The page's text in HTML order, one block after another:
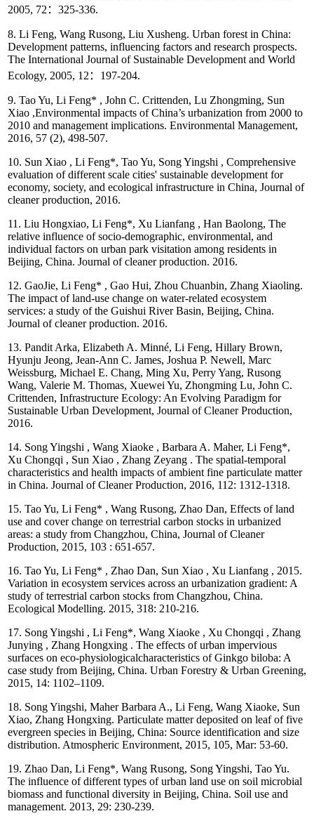
2005, 72：325-336.
8. Li Feng, Wang Rusong, Liu Xusheng. Urban forest in China:
Development patterns, influencing factors and research prospects.
The International Journal of Sustainable Development and World
Ecology, 2005, 12：197-204.
9. Tao Yu, Li Feng* , John C. Crittenden, Lu Zhongming, Sun
Xiao ,Environmental impacts of China’s urbanization from 2000 to
2010 and management implications. Environmental Management,
2016, 57 (2), 498-507.
10. Sun Xiao , Li Feng*, Tao Yu, Song Yingshi , Comprehensive
evaluation of different scale cities' sustainable development for
economy, society, and ecological infrastructure in China, Journal of
cleaner production, 2016.
11. Liu Hongxiao, Li Feng*, Xu Lianfang , Han Baolong, The
relative influence of socio-demographic, environmental, and
individual factors on urban park visitation among residents in
Beijing, China. Journal of cleaner production. 2016.
12. GaoJie, Li Feng* , Gao Hui, Zhou Chuanbin, Zhang Xiaoling.
The impact of land-use change on water-related ecosystem
services: a study of the Guishui River Basin, Beijing, China.
Journal of cleaner production. 2016.
13. Pandit Arka, Elizabeth A. Minné, Li Feng, Hillary Brown,
Hyunju Jeong, Jean-Ann C. James, Joshua P. Newell, Marc
Weissburg, Michael E. Chang, Ming Xu, Perry Yang, Rusong
Wang, Valerie M. Thomas, Xuewei Yu, Zhongming Lu, John C.
Crittenden, Infrastructure Ecology: An Evolving Paradigm for
Sustainable Urban Development, Journal of Cleaner Production,
2016.
14. Song Yingshi , Wang Xiaoke , Barbara A. Maher, Li Feng*,
Xu Chongqi , Sun Xiao , Zhang Zeyang . The spatial-temporal
characteristics and health impacts of ambient fine particulate matter
in China. Journal of Cleaner Production, 2016, 112: 1312-1318.
15. Tao Yu, Li Feng* , Wang Rusong, Zhao Dan, Effects of land
use and cover change on terrestrial carbon stocks in urbanized
areas: a study from Changzhou, China, Journal of Cleaner
Production, 2015, 103 : 651-657.
16. Tao Yu, Li Feng* , Zhao Dan, Sun Xiao , Xu Lianfang , 2015.
Variation in ecosystem services across an urbanization gradient: A
study of terrestrial carbon stocks from Changzhou, China.
Ecological Modelling. 2015, 318: 210-216.
17. Song Yingshi , Li Feng*, Wang Xiaoke , Xu Chongqi , Zhang
Junying , Zhang Hongxing . The effects of urban impervious
surfaces on eco-physiologicalcharacteristics of Ginkgo biloba: A
case study from Beijing, China. Urban Forestry & Urban Greening,
2015, 14: 1102–1109.
18. Song Yingshi, Maher Barbara A., Li Feng, Wang Xiaoke, Sun
Xiao, Zhang Hongxing. Particulate matter deposited on leaf of five
evergreen species in Beijing, China: Source identification and size
distribution. Atmospheric Environment, 2015, 105, Mar: 53-60.
19. Zhao Dan, Li Feng*, Wang Rusong, Song Yingshi, Tao Yu.
The influence of different types of urban land use on soil microbial
biomass and functional diversity in Beijing, China. Soil use and
management. 2013, 29: 230-239.